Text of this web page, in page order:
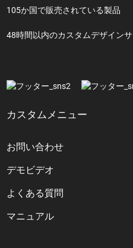
105か国で販売されている製品
48時間以内のカスタムデザイン
カスタムメニュー
お問い合わせ
デモビデオ
よくある質問
マニュアル